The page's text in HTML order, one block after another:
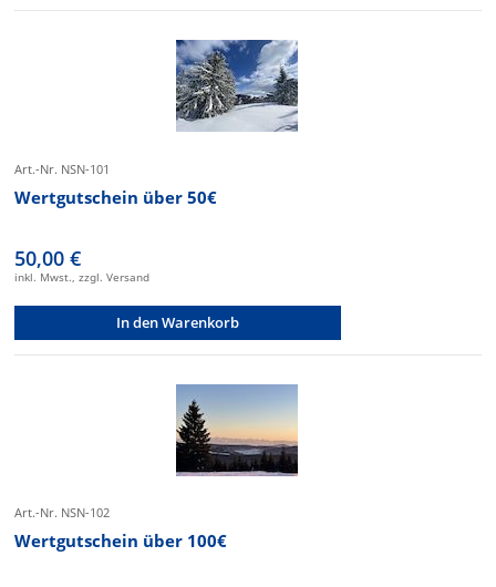
Art.-Nr. NSN-101
Wertgutschein über 50€
50,00 €
inkl. Mwst., zzgl. Versand
In den Warenkorb
Art.-Nr. NSN-102
Wertgutschein über 100€